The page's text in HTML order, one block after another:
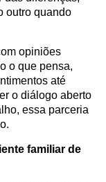
outro quando
opiniões
o que pensa,
até
o diálogo aberto
essa parceria
familiar de